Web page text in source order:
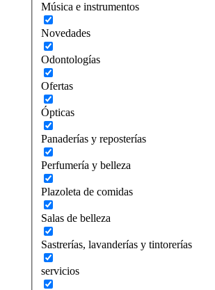
Música e instrumentos
Novedades
Odontologías
Ofertas
Ópticas
Panaderías y reposterías
Perfumería y belleza
Plazoleta de comidas
Salas de belleza
Sastrerías, lavanderías y tintorerías
servicios